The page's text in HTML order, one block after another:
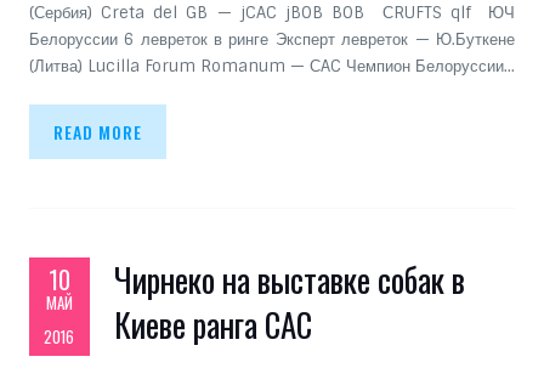
(Сербия) Creta del GB — jCAC jBOB BOB СRUFTS qlf ЮЧ
Белоруссии 6 левреток в ринге Эксперт левреток — Ю.Буткене
(Литва) Lucilla Forum Romanum — СAC Чемпион Белоруссии…
READ MORE
10
МАЙ
2016
Чирнеко на выставке собак в
Киеве ранга CAC